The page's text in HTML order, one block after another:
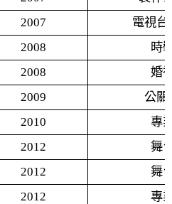
2007
電視台
2008
時
2008
婚
2009
公關
2010
專
2012
舞
2012
舞
2012
專